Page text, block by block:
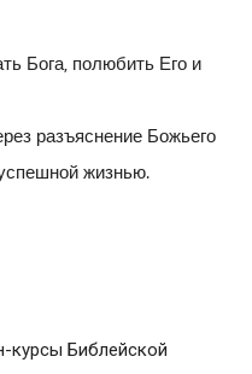
Бога, полюбить Его и
разъяснение Божьего
жизнью.
курсы Библейской